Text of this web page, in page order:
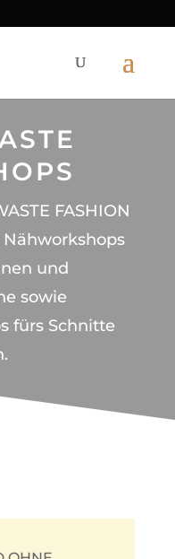
FASHION
und
sowie
fürs Schnitte